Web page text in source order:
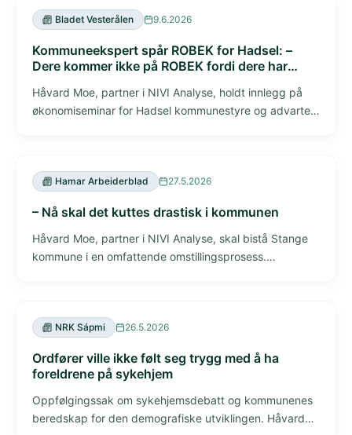
Bladet Vesterålen 9.6.2026
Kommuneekspert spår ROBEK for Hadsel: –
Dere kommer ikke på ROBEK fordi dere har
Håvard Moe, partner i NIVI Analyse, holdt innlegg på
økonomiseminar for Hadsel kommunestyre og advarte
men om manglende økonomisk styring.
Hamar Arbeiderblad 27.5.2026
– Nå skal det kuttes drastisk i kommunen
Håvard Moe, partner i NIVI Analyse, skal bistå Stange
kommune i en omfattende omstillingsprosess.
tjenester og ansatte.
NRK Sápmi 26.5.2026
Ordfører ville ikke følt seg trygg med å ha
foreldrene på sykehjem
Oppfølgingssak om sykehjemsdebatt og kommunenes
beredskap for den demografiske utviklingen. Håvard